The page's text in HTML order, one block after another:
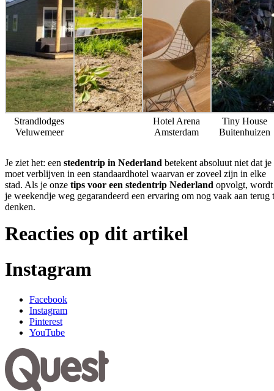
Strandlodges
Veluwemeer
Hotel Arena
Amsterdam
Tiny House
Buitenhuizen
Je ziet het: een stedentrip in Nederland betekent absoluut niet dat je
moet verblijven in een standaardhotel waarvan er zoveel zijn in elke
stad. Als je onze tips voor een stedentrip Nederland opvolgt, wordt
je weekendje weg gegarandeerd een ervaring om nog vaak aan terug
denken.
Reacties op dit artikel
Instagram
Facebook
Instagram
Pinterest
YouTube